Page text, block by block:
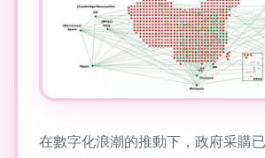
在數字化浪潮的推動下，政府采購已